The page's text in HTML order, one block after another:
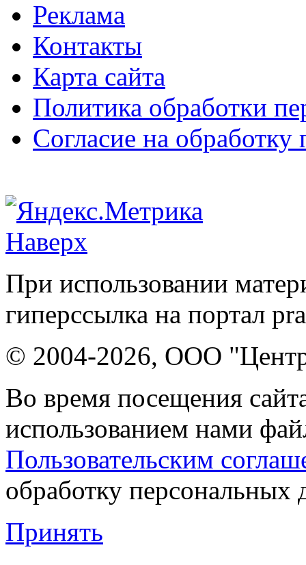
Реклама
Контакты
Карта сайта
Политика обработки
Согласие на
Наверх
При использовании
гиперссылка на портал
© 2004-2026, ООО "Центр
Во время посещения
использованием нами
Пользовательским
обработку персональных
Принять